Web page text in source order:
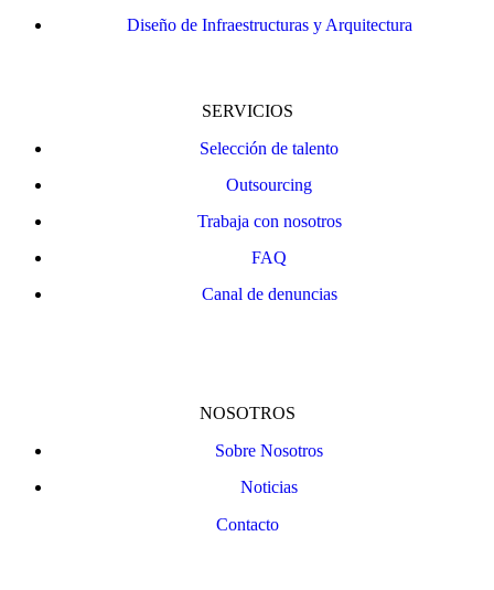
Diseño de Infraestructuras y Arquitectura
SERVICIOS
Selección de talento
Outsourcing
Trabaja con nosotros
FAQ
Canal de denuncias
NOSOTROS
Sobre Nosotros
Noticias
Contacto